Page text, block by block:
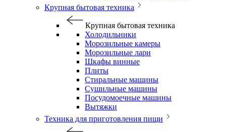
Крупная бытовая техника
Крупная бытовая техника
Холодильники
Морозильные камеры
Морозильные лари
Шкафы винные
Плиты
Стиральные машины
Сушильные машины
Посудомоечные машины
Вытяжки
Техника для приготовления пищи